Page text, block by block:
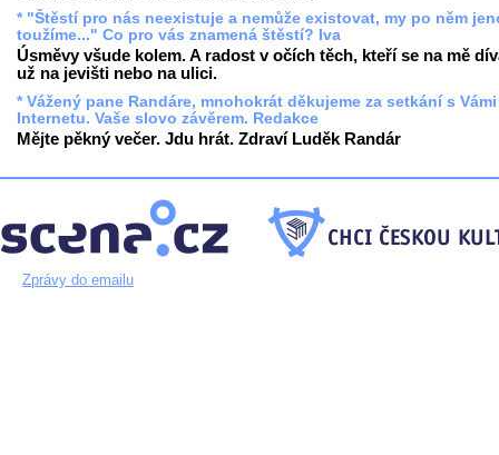
* "Štěstí pro nás neexistuje a nemůže existovat, my po něm
toužíme..." Co pro vás znamená štěstí? Iva
Úsměvy všude kolem. A radost v očích těch, kteří se na mě
už na jevišti nebo na ulici.
* Vážený pane Randáre, mnohokrát děkujeme za setkání s
Internetu. Vaše slovo závěrem. Redakce
Mějte pěkný večer. Jdu hrát. Zdraví Luděk Randár
Zprávy do emailu